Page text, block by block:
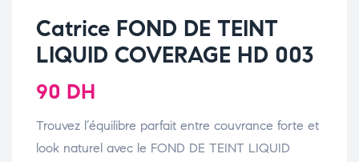
Catrice FOND DE TEINT
LIQUID COVERAGE HD 003
90 DH
Trouvez l’équilibre parfait entre couvrance forte et
look naturel avec le FOND DE TEINT LIQUID